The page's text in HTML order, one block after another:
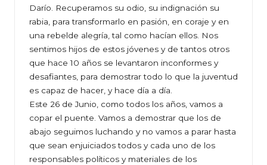
Darío. Recuperamos su odio, su indignación su
rabia, para transformarlo en pasión, en coraje y en
una rebelde alegría, tal como hacían ellos. Nos
sentimos hijos de estos jóvenes y de tantos otros
que hace 10 años se levantaron inconformes y
desafiantes, para demostrar todo lo que la juventud
es capaz de hacer, y hace día a día.
Este 26 de Junio, como todos los años, vamos a
copar el puente. Vamos a demostrar que los de
abajo seguimos luchando y no vamos a parar hasta
que sean enjuiciados todos y cada uno de los
responsables políticos y materiales de los